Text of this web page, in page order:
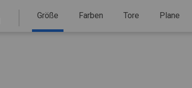
Größe Farben Tore Plane